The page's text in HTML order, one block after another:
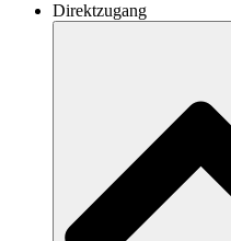
Direktzugang